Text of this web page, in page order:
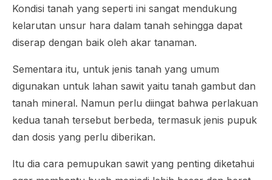
Kondisi tanah yang seperti ini sangat mendukung
kelarutan unsur hara dalam tanah sehingga dapat
diserap dengan baik oleh akar tanaman.
Sementara itu, untuk jenis tanah yang umum
digunakan untuk lahan sawit yaitu tanah gambut dan
tanah mineral. Namun perlu diingat bahwa perlakuan
kedua tanah tersebut berbeda, termasuk jenis pupuk
dan dosis yang perlu diberikan.
Itu dia cara pemupukan sawit yang penting diketahui